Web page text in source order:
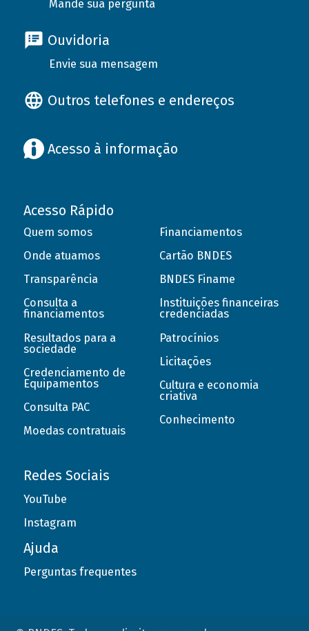
Mande sua pergunta
Ouvidoria
Envie sua mensagem
Outros telefones e endereços
Acesso à informação
Acesso Rápido
Quem somos
Onde atuamos
Transparência
Consulta a
financiamentos
Resultados para a
sociedade
Credenciamento de
Equipamentos
Consulta PAC
Moedas contratuais
Financiamentos
Cartão BNDES
BNDES Finame
Instituições financeiras
credenciadas
Patrocínios
Licitações
Cultura e economia
criativa
Conhecimento
Redes Sociais
YouTube
Instagram
Ajuda
Perguntas frequentes